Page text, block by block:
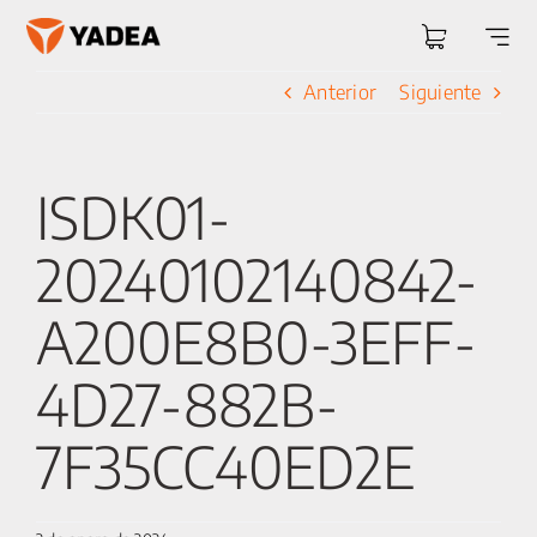
Saltar
Anterior Siguiente
ISDK01-
20240102140842-
A200E8B0-3EFF-
4D27-882B-
7F35CC40ED2E